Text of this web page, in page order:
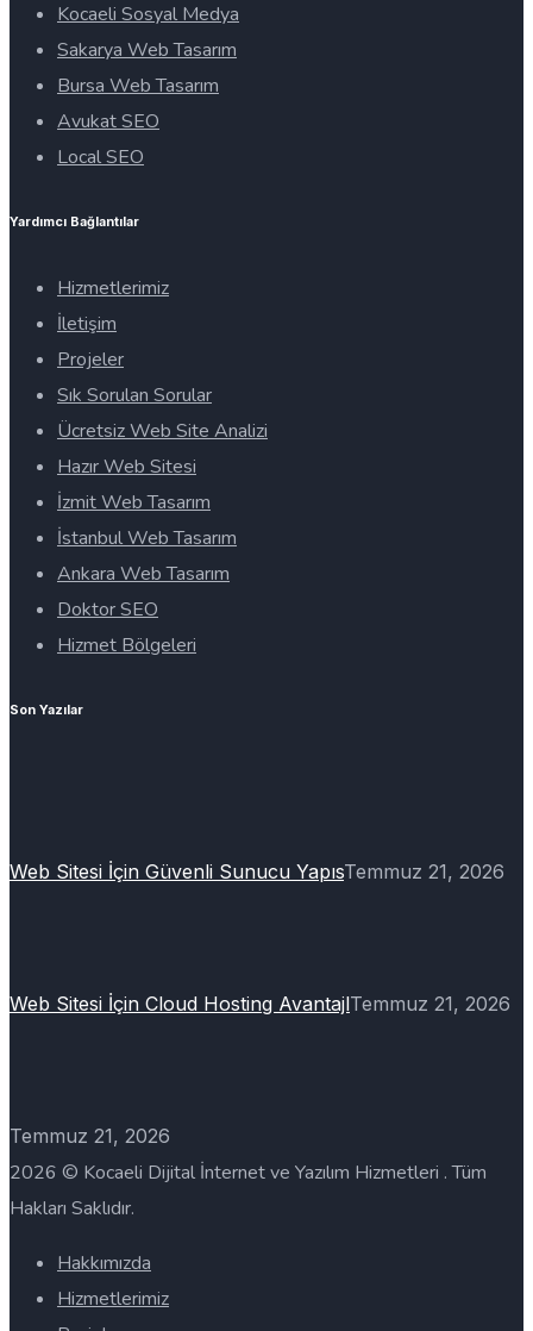
Kocaeli Sosyal Medya
Sakarya Web Tasarım
Bursa Web Tasarım
Avukat SEO
Local SEO
Yardımcı Bağlantılar
Hizmetlerimiz
İletişim
Projeler
Sık Sorulan Sorular
Ücretsiz Web Site Analizi
Hazır Web Sitesi
İzmit Web Tasarım
İstanbul Web Tasarım
Ankara Web Tasarım
Doktor SEO
Hizmet Bölgeleri
Son Yazılar
Web Sitesi İçin Güvenli Sunucu YapısTemmuz 21, 2026
Web Sitesi İçin Cloud Hosting AvantajlTemmuz 21, 2026
Temmuz 21, 2026
2026 © Kocaeli Dijital İnternet ve Yazılım Hizmetleri . Tüm
Hakları Saklıdır.
Hakkımızda
Hizmetlerimiz